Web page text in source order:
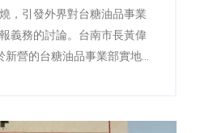
，引發外界對台糖油品事業
義務的討論。台南市長黃偉
營的台糖油品事業部實地訪
，現場也再次釐清「此油非